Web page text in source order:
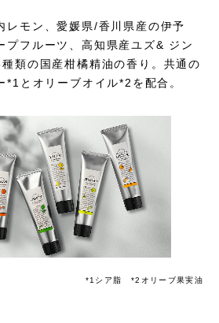
レモン、愛媛県/香川県産の伊予
プフルーツ、高知県産ユズ& ジン
類の国産柑橘精油の香り。共通の
*1とオリーブオイル*2を配合。
*1シア脂 *2オリーブ果実油